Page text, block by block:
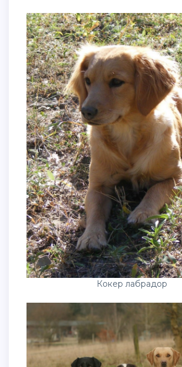
Кокер лабрадор